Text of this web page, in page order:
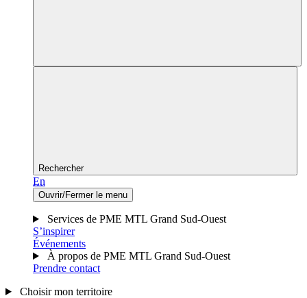
Rechercher
En
Ouvrir/Fermer le menu
Services de PME MTL Grand Sud-Ouest
S’inspirer
Événements
À propos de PME MTL Grand Sud-Ouest
Prendre contact
Choisir mon territoire